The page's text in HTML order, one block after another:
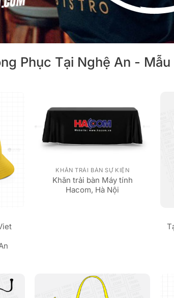
Phục Tại Nghệ An -
KHĂN TRẢI BÀN SỰ KIỆN
Khăn trải bàn Máy tính
Hacom, Hà Nội